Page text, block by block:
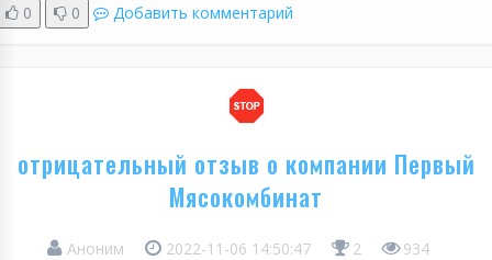
0 0 Добавить комментарий
отрицательный отзыв о компании Первый
Мясокомбинат
Аноним 2022-11-06 14:50:47 2 934